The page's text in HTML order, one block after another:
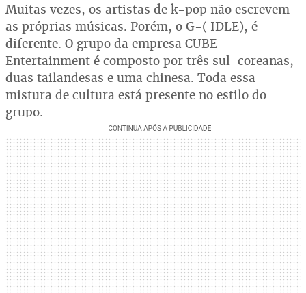
Muitas vezes, os artistas de k-pop não escrevem
as próprias músicas. Porém, o G-( IDLE), é
diferente. O grupo da empresa CUBE
Entertainment é composto por três sul-coreanas,
duas tailandesas e uma chinesa. Toda essa
mistura de cultura está presente no estilo do
grupo.